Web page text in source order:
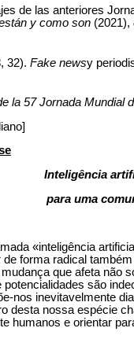
de las anteriores
y como son (2021),
32). Fake newsy
la 57 Jornada Mundial
Inteligência
para uma
«inteligência
de forma radical
que afeta não
são
nos inevitavelmente
desta nossa espécie
humanos e orientar